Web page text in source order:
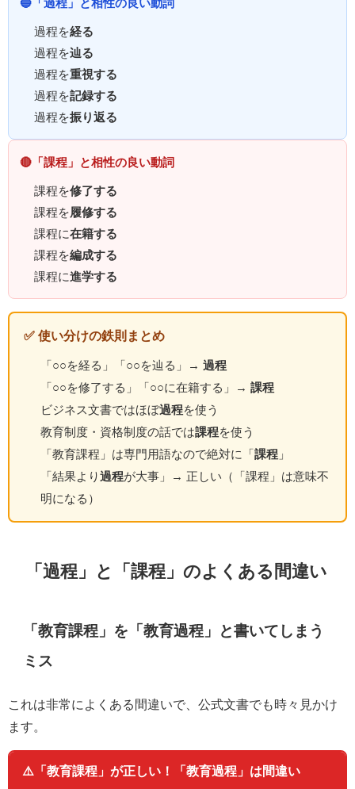
🔵「過程」と相性の良い動詞
過程を経る
過程を辿る
過程を重視する
過程を記録する
過程を振り返る
🔴「課程」と相性の良い動詞
課程を修了する
課程を 履修する
課程に在籍する
課程を編成する
課程に進学する
✅ 使い分けの鉄則まとめ
「○○を経る」「○○を辿る」→ 過程
「○○を修了する」「○○に在籍する」→ 課程
ビジネス文書ではほぼ過程を使う
教育制度・資格制度の話では課程を使う
「教育課程」は専門用語なので絶対に「 課程」
「結果より 過程が大事」→ 正しい（「課程」は意味不
明になる）
「過程」と「課程」のよくある間違い
「教育課程」を「教育過程」と書いてしまう
ミス
これは非常によくある間違いで、公式文書でも時々見かけ
ます。
⚠️「教育課程」が正しい！「教育過程」は間違い